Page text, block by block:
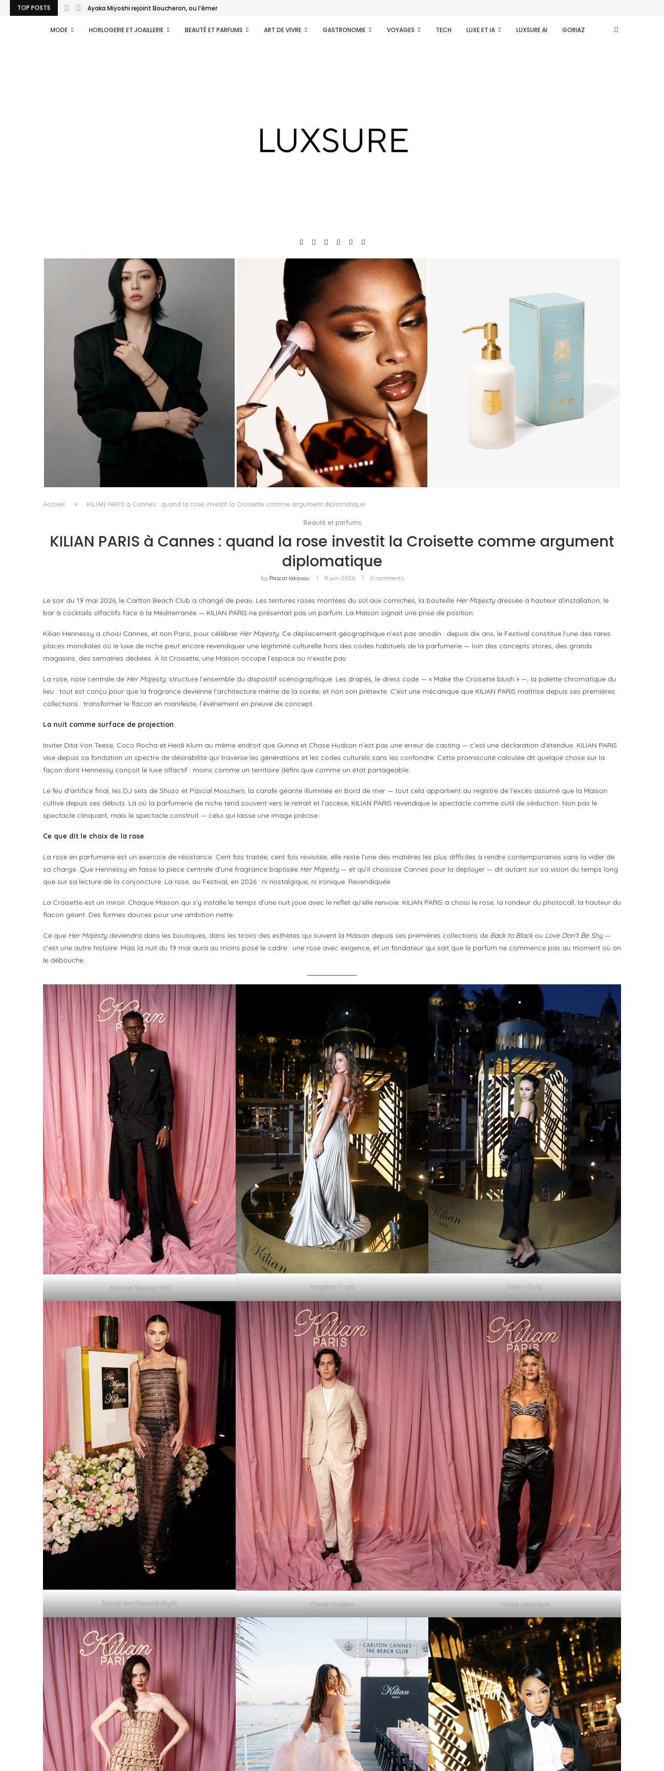
TOP POSTS Ayaka Miyoshi rejoint Boucheron, ou l’émergence d’une nouvelle...
MODE HORLOGERIE ET JOAILLERIE BEAUTÉ ET PARFUMS ART DE VIVRE GASTRONOMIE VOYAGES TECH LUXE ET IA LUXSURE AI GORIAZ
AYAKA MIYOSHI REJOINT BOUCHERON, OU
L’ÉMERGENCE D’UNE NOUVELLE
CARTOGRAPHIE CULTURELLE DU LUXE...
FENTY BEAUTY EXPLORE LA TEXTURE COMME
LANGAGE AVEC LE SUN STALK’R SOUFFLÉ...
byPascal Iakovou
TRUDON DÉPLACE LE PARFUM VERS LE GESTE
Accueil » KILIAN PARIS à Cannes : quand la rose investit la Croisette comme argument diplomatique
Beauté et parfums
KILIAN PARIS à Cannes : quand la rose investit la Croisette comme argument
diplomatique
by Pascal Iakovou 9 juin 2026 0 comments
Le soir du 19 mai 2026, le Carlton Beach Club a changé de peau. Les tentures roses montées du sol aux corniches, la bouteille Her Majestydressée à hauteur d’installation, le
bar à cocktails olfactifs face à la Méditerranée — KILIAN PARIS ne présentait pas un parfum. La Maison signait une prise de position.
Kilian Hennessy a choisi Cannes, et non Paris, pour célébrer Her Majesty. Ce déplacement géographique n’est pas anodin : depuis dix ans, le Festival constitue l’une des rares
places mondiales où le luxe de niche peut encore revendiquer une légitimité culturelle hors des codes habituels de la parfumerie — loin des concepts stores, des grands
magasins, des semaines dédiées. À la Croisette, une Maison occupe l’espace ou n’existe pas.
La rose, note centrale de Her Majesty, structure l’ensemble du dispositif scénographique. Les drapés, le dress code — « Make the Croisette blush » —, la palette chromatique du
lieu : tout est conçu pour que la fragrance devienne l’architecture même de la soirée, et non son prétexte. C’est une mécanique que KILIAN PARIS maîtrise depuis ses premières
collections : transformer le flacon en manifeste, l’événement en preuve de concept.
La nuit comme surface de projection
Inviter Dita Von Teese, Coco Rocha et Heidi Klum au même endroit que Gunna et Chase Hudson n’est pas une erreur de casting — c’est une déclaration d’étendue. KILIAN PARIS
vise depuis sa fondation un spectre de désirabilité qui traverse les générations et les codes culturels sans les confondre. Cette promiscuité calculée dit quelque chose sur la
façon dont Hennessy conçoit le luxe olfactif : moins comme un territoire défini que comme un état partageable.
Le feu d’artifice final, les DJ sets de Shuzo et Pascal Moscheni, la carafe géante illuminée en bord de mer — tout cela appartient au registre de l’excès assumé que la Maison
cultive depuis ses débuts. Là où la parfumerie de niche tend souvent vers le retrait et l’ascèse, KILIAN PARIS revendique le spectacle comme outil de séduction. Non pas le
spectacle clinquant, mais le spectacle construit — celui qui laisse une image précise.
Ce que dit le choix de la rose
La rose en parfumerie est un exercice de résistance. Cent fois traitée, cent fois revisitée, elle reste l’une des matières les plus difficiles à rendre contemporaines sans la vider de
sa charge. Que Hennessy en fasse la pièce centrale d’une fragrance baptisée Her Majesty— et qu’il choisisse Cannes pour la déployer — dit autant sur sa vision du temps long
que sur sa lecture de la conjoncture. La rose, au Festival, en 2026 : ni nostalgique, ni ironique. Revendiquée.
La Croisette est un miroir. Chaque Maison qui s’y installe le temps d’une nuit joue avec le reflet qu’elle renvoie. KILIAN PARIS a choisi le rose, la rondeur du photocall, la hauteur du
flacon géant. Des formes douces pour une ambition nette.
Ce que Her Majestydeviendra dans les boutiques, dans les tiroirs des esthètes qui suivent la Maison depuis ses premières collections de Back to Blackou Love Don’t Be Shy—
c’est une autre histoire. Mais la nuit du 19 mai aura au moins posé le cadre : une rose avec exigence, et un fondateur qui sait que le parfum ne commence pas au moment où on
le débouche.
Alioune Badara Fall Angelina Frerk Ashtin Earle
Bambi Northwood-Blyth Chase Hudson Chloe Lecareux